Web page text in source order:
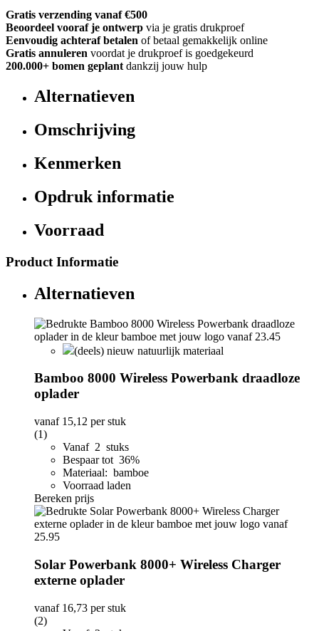
Gratis verzending vanaf €500
Beoordeel vooraf je ontwerp via je gratis drukproef
Eenvoudig achteraf betalen of betaal gemakkelijk online
Gratis annuleren voordat je drukproef is goedgekeurd
200.000+ bomen geplant dankzij jouw hulp
Alternatieven
Omschrijving
Kenmerken
Opdruk informatie
Voorraad
Product Informatie
Alternatieven
(deels) nieuw natuurlijk materiaal
Bamboo 8000 Wireless Powerbank draadloze
oplader
vanaf 15,12 per stuk
(1)
Vanaf 2 stuks
Bespaar tot 36%
Materiaal: bamboe
Voorraad laden
Bereken prijs
Solar Powerbank 8000+ Wireless Charger
externe oplader
vanaf 16,73 per stuk
(2)